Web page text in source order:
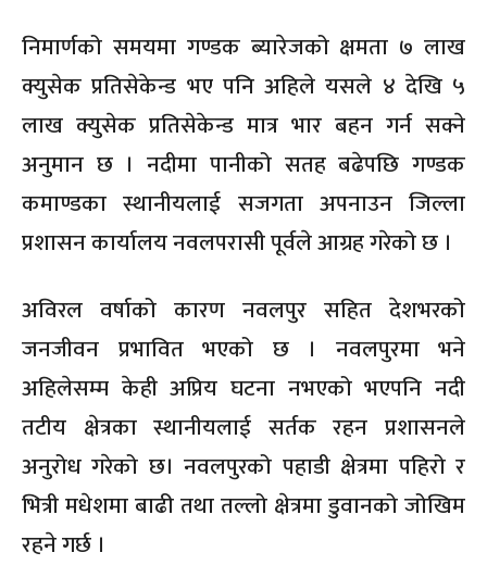
निमार्णको समयमा गण्डक ब्यारेजको क्षमता ७ लाख
क्युसेक प्रतिसेकेन्ड भए पनि अहिले यसले ४ देखि ५
लाख क्युसेक प्रतिसेकेन्ड मात्र भार बहन गर्न सक्ने
अनुमान छ । नदीमा पानीको सतह बढेपछि गण्डक
कमाण्डका स्थानीयलाई सजगता अपनाउन जिल्ला
प्रशासन कार्यालय नवलपरासी पूर्वले आग्रह गरेको छ ।
अविरल वर्षाको कारण नवलपुर सहित देशभरको
जनजीवन प्रभावित भएको छ । नवलपुरमा भने
अहिलेसम्म केही अप्रिय घटना नभएको भएपनि नदी
तटीय क्षेत्रका स्थानीयलाई सर्तक रहन प्रशासनले
अनुरोध गरेको छ। नवलपुरको पहाडी क्षेत्रमा पहिरो र
भित्री मधेशमा बाढी तथा तल्लो क्षेत्रमा डुवानको जोखिम
रहने गर्छ ।